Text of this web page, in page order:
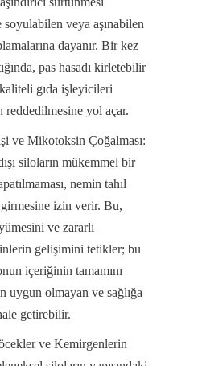
soyulabilen veya aşınabilen
dayanır. Bir kez
pas hasadı kirletebilir
gıda işleyicileri
reddedilmesine yol açar.
ve Mikotoksin Çoğalması:
siloların mükemmel bir
nemin tahıl
izin verir. Bu,
ve zararlı
gelişimini tetikler; bu
içeriğinin tamamını
uygun olmayan ve sağlığa
getirebilir.
ve Kemirgenlerin